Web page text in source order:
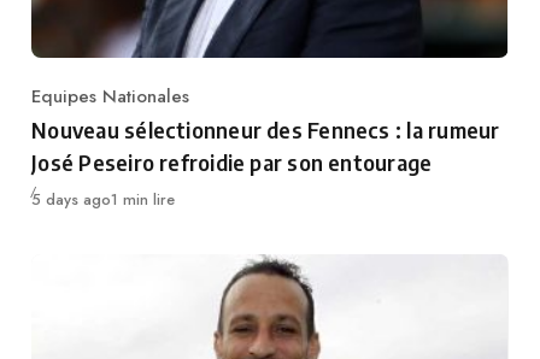
Category
Equipes Nationales
Nouveau sélectionneur des Fennecs : la rumeur
José Peseiro refroidie par son entourage
Publié
5 days ago1 min lire